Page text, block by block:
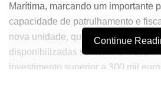
Marítima, marcando um importante
capacidade de patrulhamento e
nova unidade, que se soma a um
disponibilizadas somente em 2025,
investimento superior a 300 mil
Continue